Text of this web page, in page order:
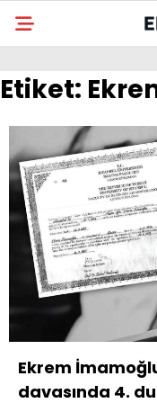
Etiket:
Ekrem
davasında 4.